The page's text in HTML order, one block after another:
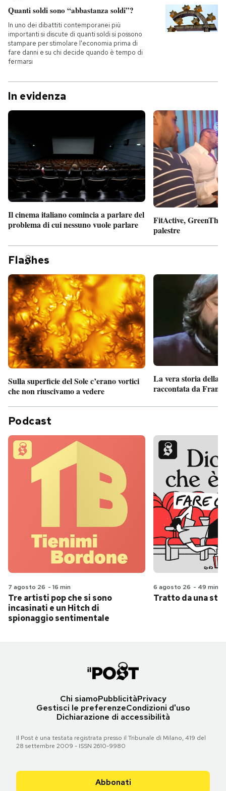
Quanti soldi sono “abbastanza soldi”?
In uno dei dibattiti contemporanei più
importanti si discute di quanti soldi si possono
stampare per stimolare l'economia prima di
fare danni e su chi decide quando è tempo di
fermarsi
In evidenza
Il cinema italiano comincia a parlare del
problema di cui nessuno vuole parlare
FitActive,
palestre
Fla hes
Sulla superficie del Sole c’erano vortici
che non riuscivamo a vedere
La vera storia della
raccontata da
Podcast
7 agosto 26 - 16 min
Tre artisti pop che si sono
incasinati e un Hitch di
spionaggio sentimentale
6 agosto 26 - 49 min
Tratto da una
Chi siamoPubblicitàPrivacy
Gestisci le preferenzeCondizioni d'uso
Dichiarazione di accessibilità
Il Post è una testata registrata presso il Tribunale di Milano, 419 del
28 settembre 2009 - ISSN 2610-9980
Abbonati